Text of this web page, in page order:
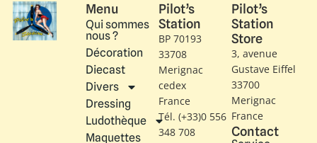
Menu
Qui sommes
nous ?
Décoration
Diecast
Divers
Dressing
Ludothèque
Maquettes
Pilot’s
Station
BP 70193
33708
Merignac
cedex
France
Tél. (+33)0 556
348 708
Pilot’s
Station
Store
3, avenue
Gustave Eiffel​
33700
Merignac
France
Contact